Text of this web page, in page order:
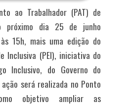
ao Trabalhador (PAT) de
próximo dia 25 de junho
15h, mais uma edição do
Inclusiva (PEI), iniciativa do
Inclusivo, do Governo do
será realizada no Ponto
objetivo ampliar as